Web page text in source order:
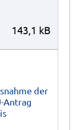
143,1 kB
der
Antrag